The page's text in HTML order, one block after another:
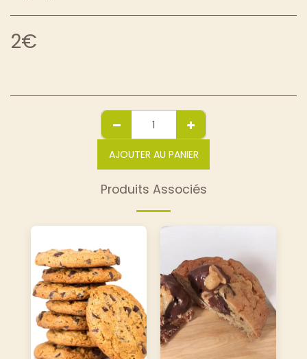
2€
AJOUTER AU PANIER
Produits Associés